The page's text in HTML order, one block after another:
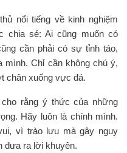
nổi tiếng về kinh nghiệm
chia sẻ: Ai cũng muốn có
cần phải có sự tỉnh táo,
mình. Chỉ cần không chú ý,
chân xuống vực đá.
rằng ý thức của những
Hãy luôn là chính mình.
vì trào lưu mà gây nguy
đưa ra lời khuyên.